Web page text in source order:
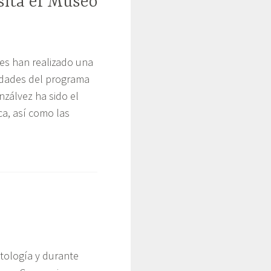
han realizado una
del programa
ha sido el
así como las
y durante